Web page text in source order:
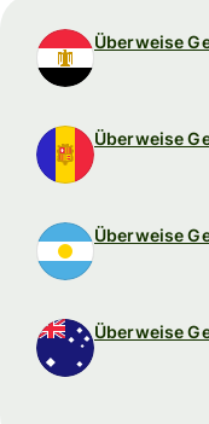
Überweise
Überweise
Überweise
Überweise